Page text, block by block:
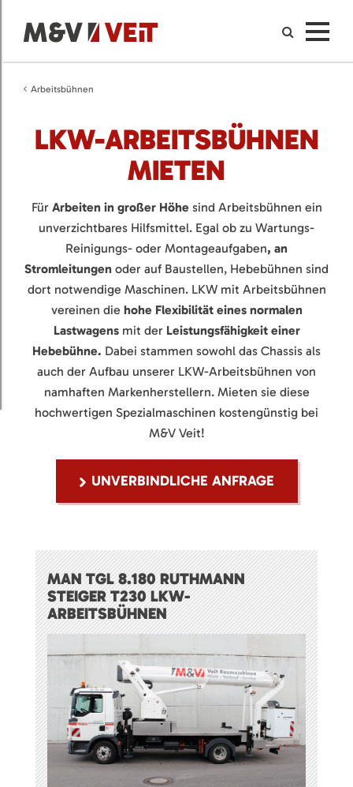
Arbeitsbühnen
LKW-ARBEITSBÜHNEN
MIETEN
Für Arbeiten in großer Höhesind Arbeitsbühnen ein
unverzichtbares Hilfsmittel. Egal ob zu Wartungs-
Reinigungs- oder Montageaufgaben, an
Stromleitungen oder auf Baustellen, Hebebühnen sind
dort notwendige Maschinen. LKW mit Arbeitsbühnen
vereinen die hohe Flexibilität eines normalen
Lastwagensmit der Leistungsfähigkeit einer
Hebebühne. Dabei stammen sowohl das Chassis als
auch der Aufbau unserer LKW-Arbeitsbühnen von
namhaften Markenherstellern. Mieten sie diese
hochwertigen Spezialmaschinen kostengünstig bei
M&V Veit!
UNVERBINDLICHE ANFRAGE
MAN TGL 8.180 RUTHMANN
STEIGER T230 LKW-
ARBEITSBÜHNEN